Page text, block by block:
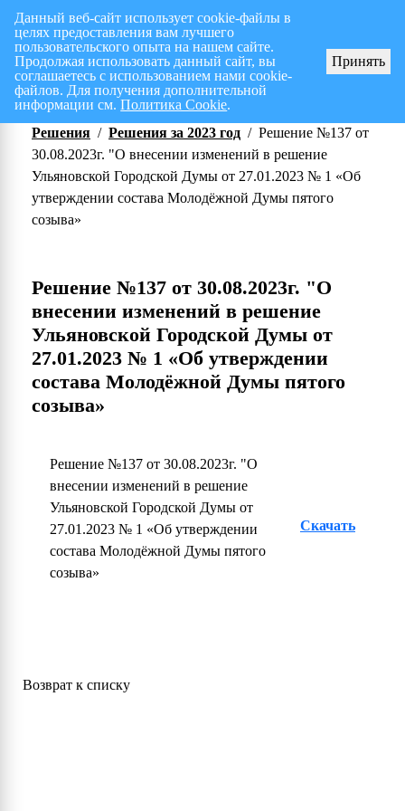
Перспективный план работ на I полугодие 2026 г.
Решения / Решения за 2023 год / Решение №137 от
30.08.2023г. "О внесении изменений в решение
Ульяновской Городской Думы от 27.01.2023 № 1 «Об
утверждении состава Молодёжной Думы пятого
созыва»
Решение №137 от 30.08.2023г. "О
внесении изменений в решение
Ульяновской Городской Думы от
27.01.2023 № 1 «Об утверждении
состава Молодёжной Думы пятого
созыва»
Решение №137 от 30.08.2023г. "О
внесении изменений в решение
Ульяновской Городской Думы от
27.01.2023 № 1 «Об утверждении
состава Молодёжной Думы пятого
созыва»
Скачать
Возврат к списку
Данный веб-сайт использует cookie-файлы в
целях предоставления вам лучшего
пользовательского опыта на нашем сайте.
Продолжая использовать данный сайт, вы
соглашаетесь с использованием нами cookie-
файлов. Для получения дополнительной
информации см.Политика Cookie.
Принять